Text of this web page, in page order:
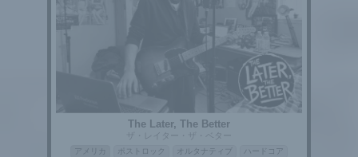
The Later, The Better
ザ・レイター・ザ・ベター
アメリカ ポストロック オルタナティブ
ハードコア